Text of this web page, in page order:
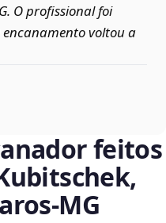
O profissional foi
voltou a
feitos